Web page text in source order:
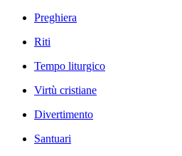
Preghiera
Riti
Tempo liturgico
Virtù cristiane
Divertimento
Santuari